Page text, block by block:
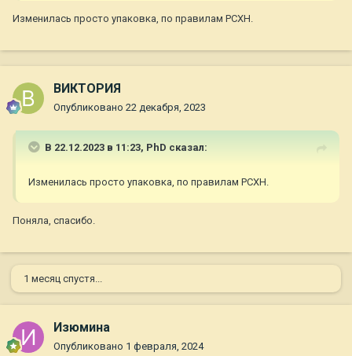
Вернулись на Ягнёнок рис, всё стало нормально. Сейчас вот
Изменилась просто упаковка, по правилам РСХН.
ВИКТОРИЯ
Опубликовано 22 декабря, 2023
В 22.12.2023 в 11:23, PhD сказал:
Изменилась просто упаковка, по правилам РСХН.
Поняла, спасибо.
1 месяц спустя...
Изюмина
Опубликовано 1 февраля, 2024